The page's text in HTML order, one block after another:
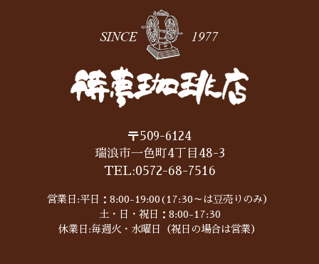
〒509-6124
瑞浪市一色町4丁目48-3
TEL:0572-68-7516
営業日:平日：8:00-19:00(17:30～は豆売りのみ）
土・日・祝日：8:00-17:30
休業日:毎週火・水曜日（祝日の場合は営業）